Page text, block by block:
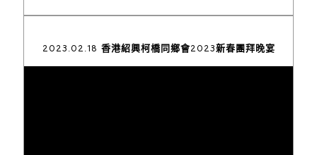
2023.02.18 香港紹興柯橋同鄉會2023新春團拜晚宴